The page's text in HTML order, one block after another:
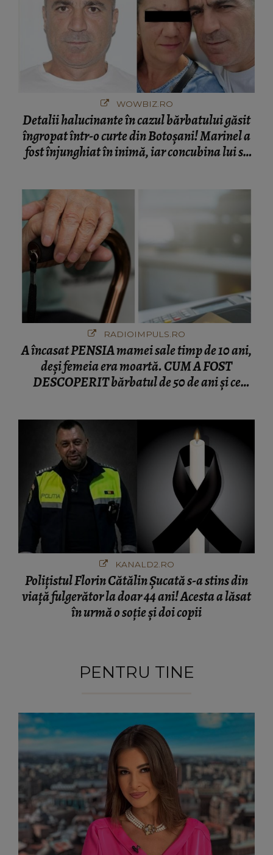
WOWBIZ.RO
Detalii halucinante în cazul bărbatului găsit
îngropat într-o curte din Botoșani! Marinel a
fost înjunghiat în inimă, iar concubina lui se
RADIOIMPULS.RO
A încasat PENSIA mamei sale timp de 10 ani,
deși femeia era moartă. CUM A FOST
DESCOPERIT bărbatul de 50 de ani și ce
KANALD2.RO
Polițistul Florin Cătălin Șucată s-a stins din
viață fulgerător la doar 44 ani! Acesta a lăsat
în urmă o soție și doi copii
PENTRU TINE